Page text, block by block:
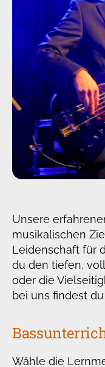
Unsere
musikalischen
Leidenschaft für
du den tiefen,
oder die
bei uns findest
Wähle die